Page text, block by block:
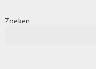
Zoeken